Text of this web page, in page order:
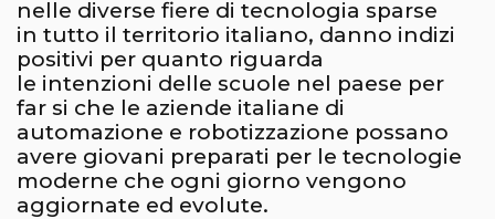
nelle diverse fiere di tecnologia sparse
in tutto il territorio italiano, danno indizi
positivi per quanto riguarda
le intenzioni delle scuole nel paese per
far si che le aziende italiane di
automazione e robotizzazione possano
avere giovani preparati per le tecnologie
moderne che ogni giorno vengono
aggiornate ed evolute.